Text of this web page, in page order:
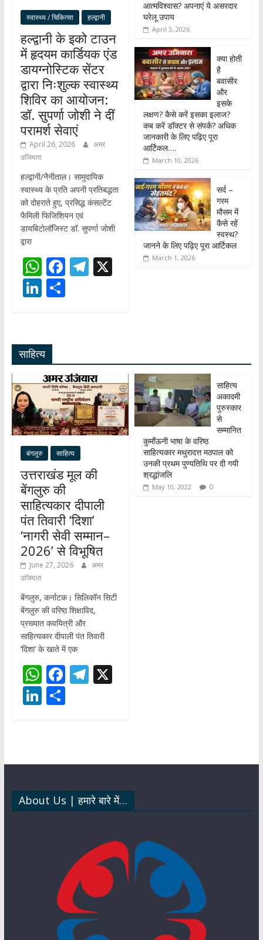
स्वास्थ्य / चिकित्सा हल्द्वानी
हल्द्वानी के इको टाउन
में हृदयम कार्डियक एंड
डायग्नोस्टिक सेंटर
द्वारा निःशुल्क स्वास्थ्य
शिविर का आयोजन:
डॉ. सुपर्णा जोशी ने दीं
परामर्श सेवाएं
April 26, 2026
अमर
उजियारा
हल्द्वानी/नैनीताल। सामुदायिक
स्वास्थ्य के प्रति अपनी प्रतिबद्धता
को दोहराते हुए, प्रसिद्ध कंसल्टेंट
फैमिली फिजिशियन एवं
डायबिटोलॉजिस्ट डॉ. सुपर्णा जोशी
द्वारा
W
h
at
A
p
p
F
ac
e
o
k
T
m
X
Li
e
dI
n
S
आत्मविश्वास? अपनाएं ये असरदार
घरेलू उपाय
April 3, 2026
क्या होती
है
बवासीर
और
इसके
लक्षण? कैसे करें इसका इलाज?
कब करें डॉक्टर से संपर्क? अधिक
जानकारी के लिए पढ़िए पूरा
आर्टिकल….
March 10, 2026
सर्द –
गरम
मौसम में
कैसे रहें
स्वस्थ?
जानने के लिए पढ़िए पूरा आर्टिकल
March 1, 2026
साहित्य
बंगलुरु साहित्य
उत्तराखंड मूल की
बेंगलुरु की
साहित्यकार दीपाली
पंत तिवारी ‘दिशा’
‘नागरी सेवी सम्मान–
2026’ से विभूषित
June 27, 2026
अमर
उजियारा
बेंगलुरु, कर्नाटक। सिलिकॉन सिटी
बेंगलुरु की वरिष्ठ शिक्षाविद,
प्रख्यात कवयित्री और
साहित्यकार दीपाली पंत तिवारी
‘दिशा’ के खाते में एक
W
h
at
p
p
F
ac
e
o
k
T
m
X
Li
dI
n
S
साहित्य
अकादमी
पुरुस्कार
से
सम्मानित
कुमाँऊनी भाषा के वरिष्ठ
साहित्यकार मथुरादत्त मठपाल को
उनकी प्रथम पुण्यतिथि पर दी गयी
श्रद्धांजलि
May 10, 2022 0
About Us | हमारे बारे में…